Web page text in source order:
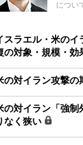
につい
スラエル・米のイ
の対象・規模・効
の対イラン攻撃の
の対イラン「強制
なく狭い